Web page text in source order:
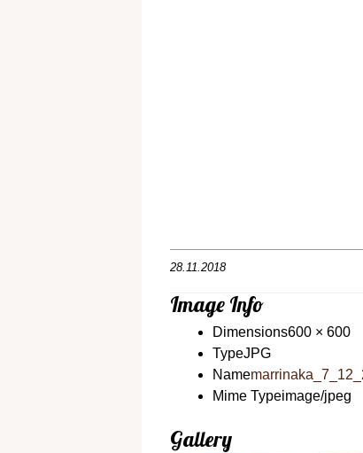
28.11.2018
Image Info
Dimensions600 × 600
TypeJPG
Name
Mime Typeimage/jpeg
Gallery